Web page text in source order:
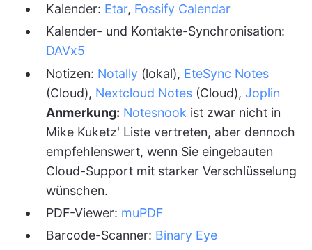
Kalender: Etar, Fossify Calendar
Kalender- und Kontakte-Synchronisation:
DAVx5
Notizen: Notally(lokal), EteSync Notes
(Cloud), Nextcloud Notes(Cloud), Joplin
Anmerkung: Notesnook ist zwar nicht in
Mike Kuketz' Liste vertreten, aber dennoch
empfehlenswert, wenn Sie eingebauten
Cloud-Support mit starker Verschlüsselung
wünschen.
PDF-Viewer: muPDF
Barcode-Scanner: Binary Eye